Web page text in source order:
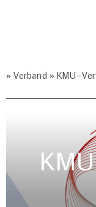
Verband KMU-